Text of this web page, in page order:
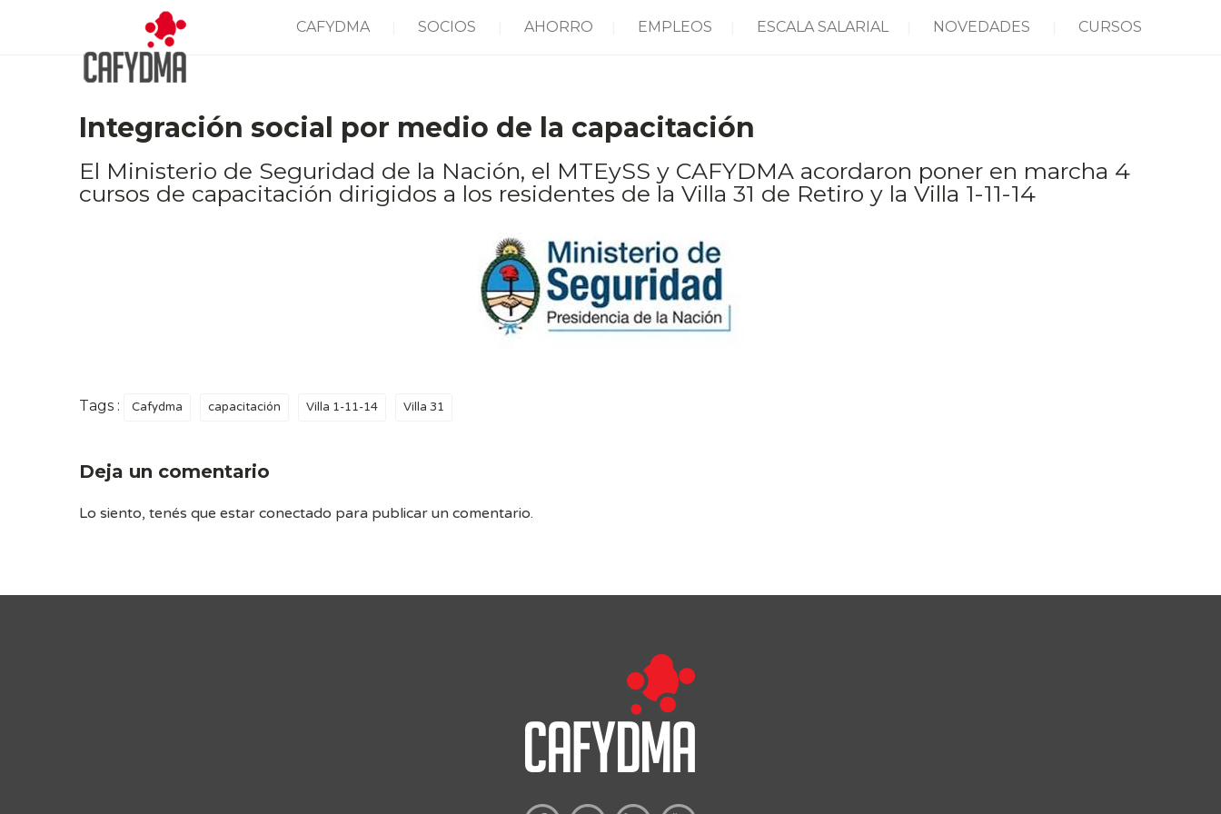
CAFYDMA SOCIOS AHORRO EMPLEOS ESCALA SALARIAL NOVEDADES CURSOS
Integración social por medio de la capacitación
El Ministerio de Seguridad de la Nación, el MTEySS y CAFYDMA acordaron poner en marcha 4
cursos de capacitación dirigidos a los residentes de la Villa 31 de Retiro y la Villa 1-11-14
Tags : Cafydma capacitación Villa 1-11-14 Villa 31
Deja un comentario
Lo siento, tenés que estar conectado para publicar un comentario.